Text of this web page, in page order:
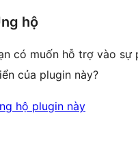
hộ
có muốn hỗ trợ vào sự
của plugin này?
hộ plugin này